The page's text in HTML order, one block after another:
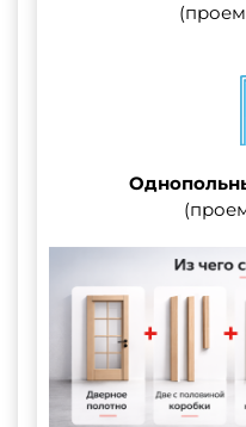
(проем